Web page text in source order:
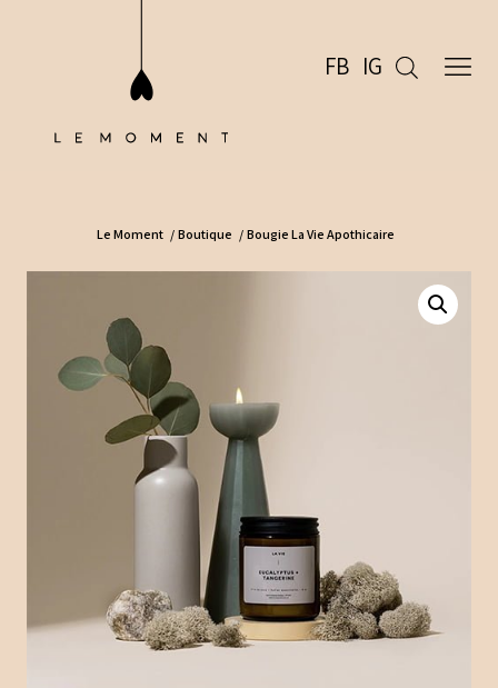
FB IG
Le Moment / Boutique / Bougie La Vie Apothicaire